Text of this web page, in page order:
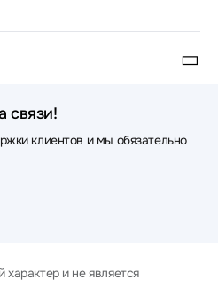
связи!
клиентов и мы обязательно
и не является